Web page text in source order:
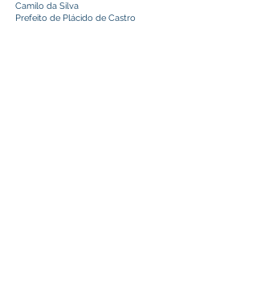
Camilo da Silva
Prefeito de Plácido de Castro